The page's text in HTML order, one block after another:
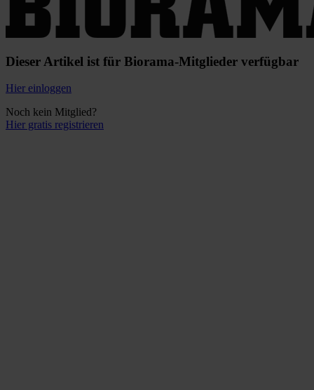
Dieser Artikel ist für Biorama-Mitglieder verfügbar
Hier einloggen
Noch kein Mitglied?
Hier gratis registrieren